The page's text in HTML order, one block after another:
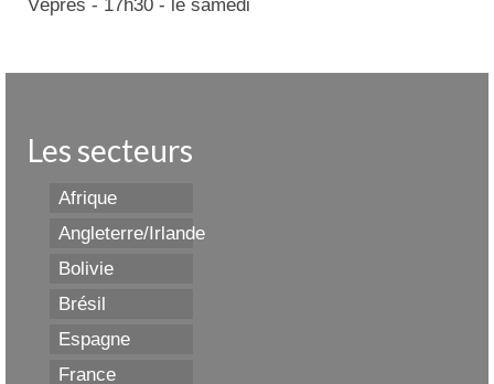
Vêpres - 17h30 - le samedi
Les secteurs
Afrique
Angleterre/Irlande
Bolivie
Brésil
Espagne
France